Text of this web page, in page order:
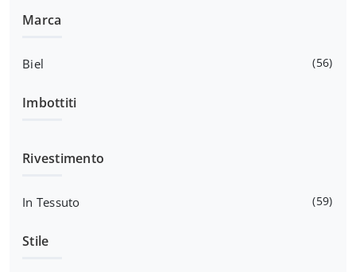
Marca
Biel 56
Imbottiti
Rivestimento
In Tessuto 59
Stile